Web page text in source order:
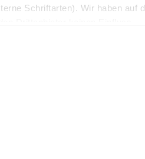
Schriftarten). Wir haben auf
die Zukunft widerrufen. Mehr
von den
erreichbar.